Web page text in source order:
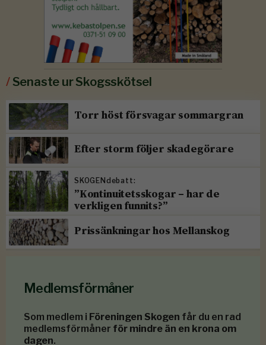
/Senaste ur Skogsskötsel
Torr höst försvagar sommargran
Efter storm följer skadegörare
SKOGENdebatt:
”Kontinuitetsskogar – har de
verkligen funnits?”
Prissänkningar hos Mellanskog
Medlemsförmåner
Som medlem i Föreningen Skogen får du en rad
medlemsförmåner för mindre än en krona om
dagen.